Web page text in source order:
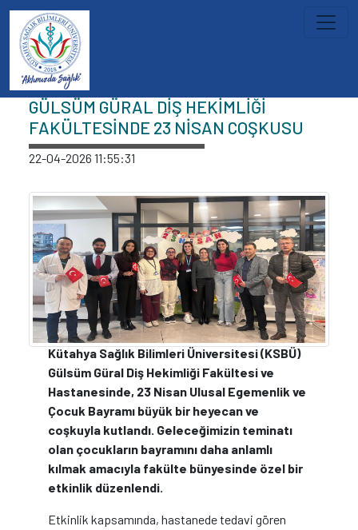
İçeriğe atla
Haberler
GÜLSÜM GÜRAL DİŞ HEKİMLİĞİ
FAKÜLTESİNDE 23 NİSAN COŞKUSU
22-04-2026 11:55:31
Kütahya Sağlık Bilimleri Üniversitesi (KSBÜ)
Gülsüm Güral Diş Hekimliği Fakültesi ve
Hastanesinde, 23 Nisan Ulusal Egemenlik ve
Çocuk Bayramı büyük bir heyecan ve
coşkuyla kutlandı. Geleceğimizin teminatı
olan çocukların bayramını daha anlamlı
kılmak amacıyla fakülte bünyesinde özel bir
etkinlik düzenlendi.
Etkinlik kapsamında, hastanede tedavi gören